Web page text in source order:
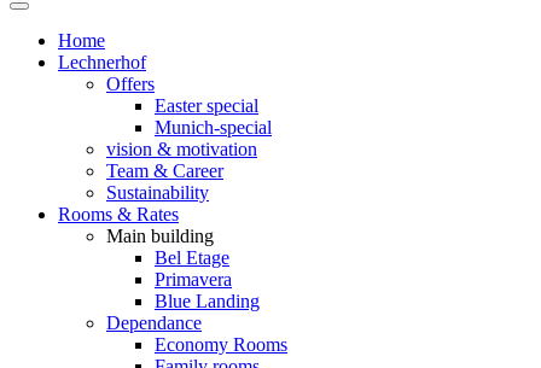
Navigation
Home
Lechnerhof
Offers
Easter special
Munich-special
vision & motivation
Team & Career
Sustainability
Rooms & Rates
Main building
Bel Etage
Primavera
Blue Landing
Dependance
Economy Rooms